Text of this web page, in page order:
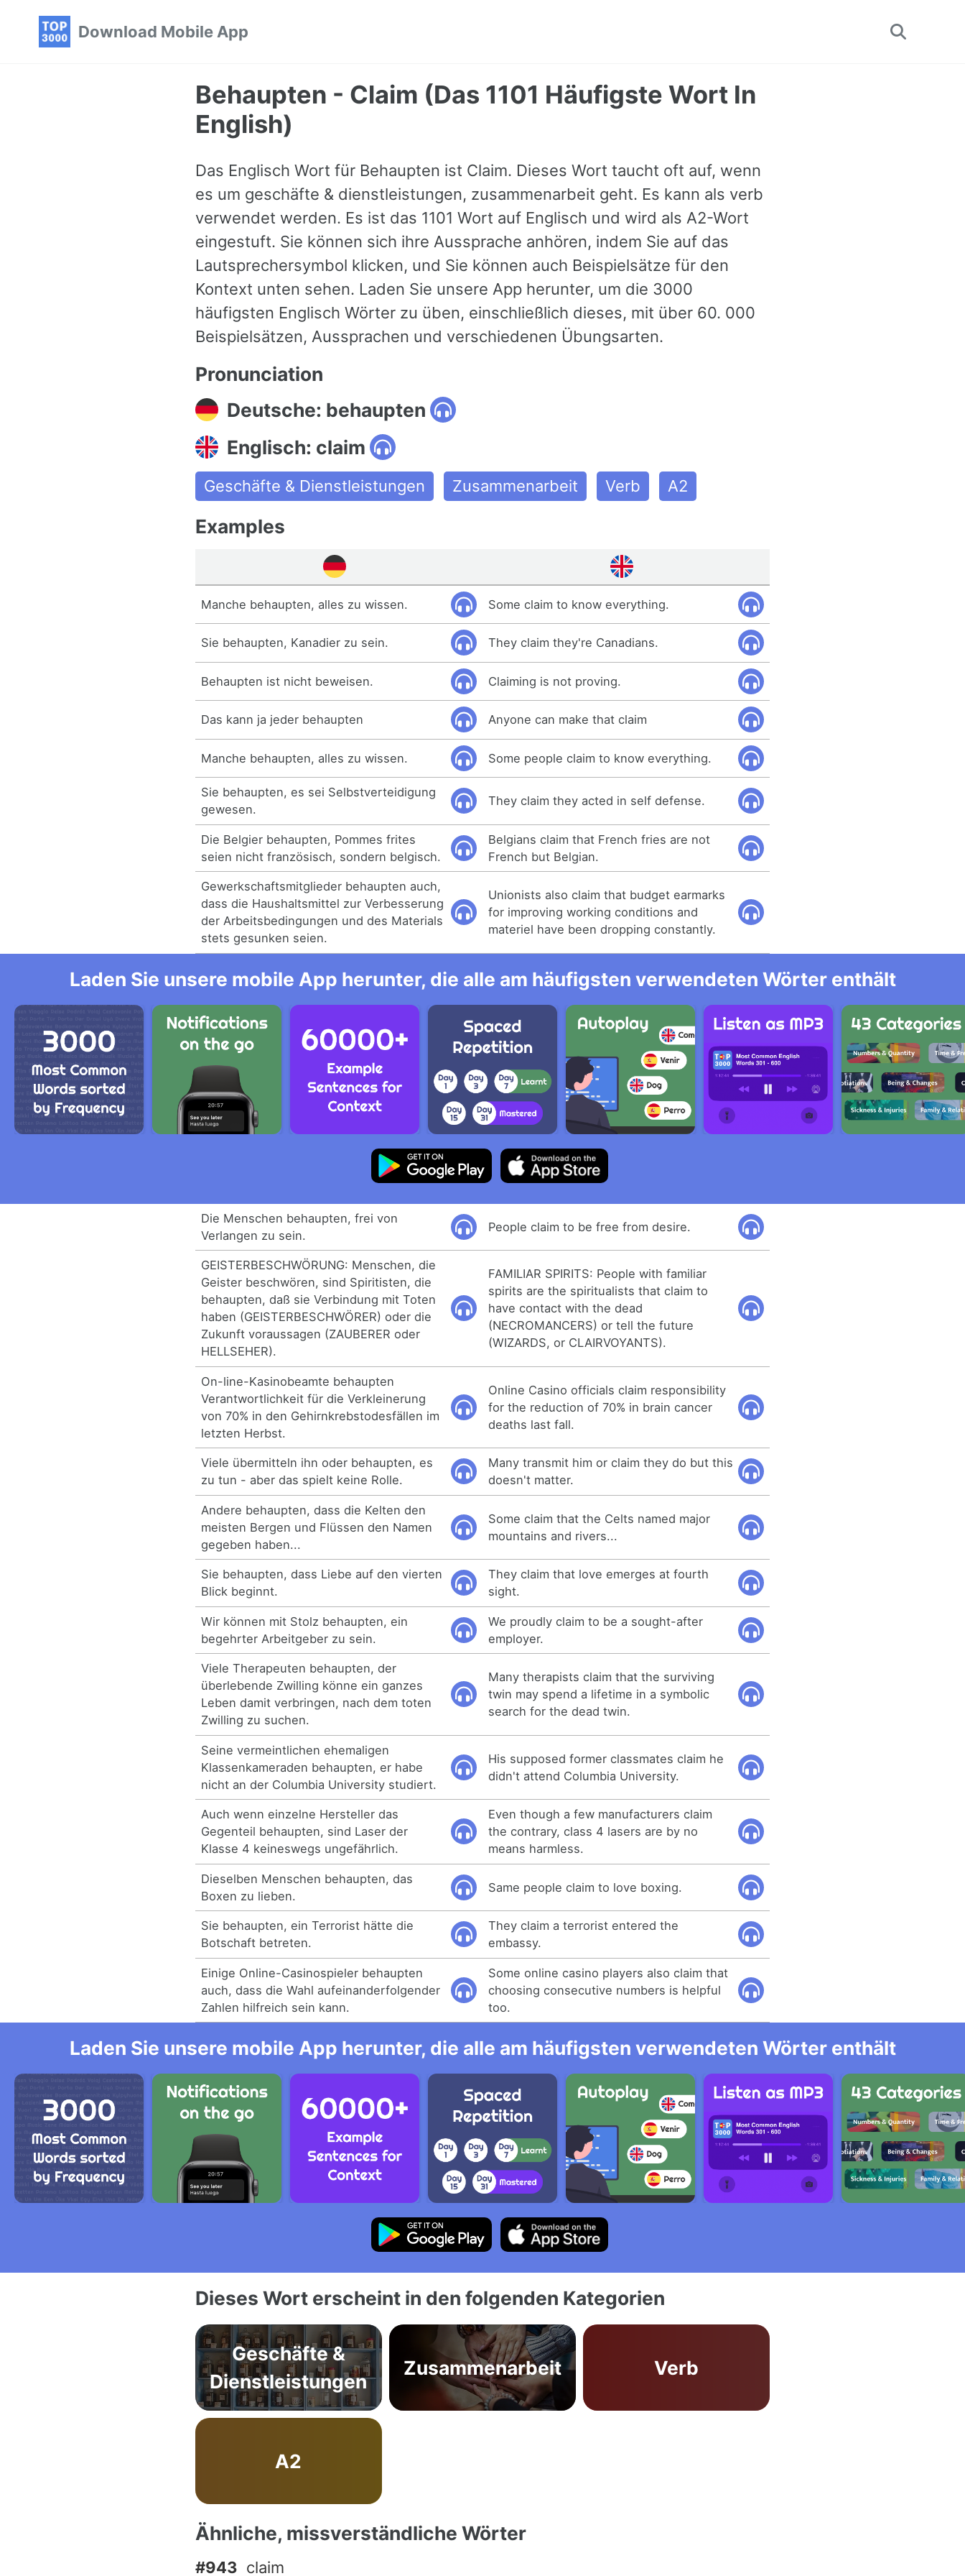
Download Mobile App
Toggle
Behaupten - Claim (Das 1101 Häufigste Wort In
English)
Das Englisch Wort für Behaupten ist Claim. Dieses Wort taucht oft auf, wenn
es um geschäfte & dienstleistungen, zusammenarbeit geht. Es kann als verb
verwendet werden. Es ist das 1101 Wort auf Englisch und wird als A2-Wort
eingestuft. Sie können sich ihre Aussprache anhören, indem Sie auf das
Lautsprechersymbol klicken, und Sie können auch Beispielsätze für den
Kontext unten sehen. Laden Sie unsere App herunter, um die 3000
häufigsten Englisch Wörter zu üben, einschließlich dieses, mit über 60. 000
Beispielsätzen, Aussprachen und verschiedenen Übungsarten.
Pronunciation
Deutsche: behaupten
Englisch: claim
Geschäfte & Dienstleistungen Zusammenarbeit Verb A2
Examples
Manche behaupten, alles zu wissen. Some claim to know everything.
Sie behaupten, Kanadier zu sein. They claim they're Canadians.
Behaupten ist nicht beweisen. Claiming is not proving.
Das kann ja jeder behaupten Anyone can make that claim
Manche behaupten, alles zu wissen. Some people claim to know everything.
Sie behaupten, es sei Selbstverteidigung
gewesen.
They claim they acted in self defense.
Die Belgier behaupten, Pommes frites
seien nicht französisch, sondern belgisch.
Belgians claim that French fries are not
French but Belgian.
Gewerkschaftsmitglieder behaupten auch,
dass die Haushaltsmittel zur Verbesserung
der Arbeitsbedingungen und des Materials
stets gesunken seien.
Unionists also claim that budget earmarks
for improving working conditions and
materiel have been dropping constantly.
Laden Sie unsere mobile App herunter, die alle am häufigsten verwendeten Wörter enthält
Die Menschen behaupten, frei von
Verlangen zu sein.
People claim to be free from desire.
GEISTERBESCHWÖRUNG: Menschen, die
Geister beschwören, sind Spiritisten, die
behaupten, daß sie Verbindung mit Toten
haben (GEISTERBESCHWÖRER) oder die
Zukunft voraussagen (ZAUBERER oder
HELLSEHER).
FAMILIAR SPIRITS: People with familiar
spirits are the spiritualists that claim to
have contact with the dead
(NECROMANCERS) or tell the future
(WIZARDS, or CLAIRVOYANTS).
On-line-Kasinobeamte behaupten
Verantwortlichkeit für die Verkleinerung
von 70% in den Gehirnkrebstodesfällen im
letzten Herbst.
Online Casino officials claim responsibility
for the reduction of 70% in brain cancer
deaths last fall.
Viele übermitteln ihn oder behaupten, es
zu tun - aber das spielt keine Rolle.
Many transmit him or claim they do but this
doesn't matter.
Andere behaupten, dass die Kelten den
meisten Bergen und Flüssen den Namen
gegeben haben...
Some claim that the Celts named major
mountains and rivers...
Sie behaupten, dass Liebe auf den vierten
Blick beginnt.
They claim that love emerges at fourth
sight.
Wir können mit Stolz behaupten, ein
begehrter Arbeitgeber zu sein.
We proudly claim to be a sought-after
employer.
Viele Therapeuten behaupten, der
überlebende Zwilling könne ein ganzes
Leben damit verbringen, nach dem toten
Zwilling zu suchen.
Many therapists claim that the surviving
twin may spend a lifetime in a symbolic
search for the dead twin.
Seine vermeintlichen ehemaligen
Klassenkameraden behaupten, er habe
nicht an der Columbia University studiert.
His supposed former classmates claim he
didn't attend Columbia University.
Auch wenn einzelne Hersteller das
Gegenteil behaupten, sind Laser der
Klasse 4 keineswegs ungefährlich.
Even though a few manufacturers claim
the contrary, class 4 lasers are by no
means harmless.
Dieselben Menschen behaupten, das
Boxen zu lieben.
Same people claim to love boxing.
Sie behaupten, ein Terrorist hätte die
Botschaft betreten.
They claim a terrorist entered the
embassy.
Einige Online-Casinospieler behaupten
auch, dass die Wahl aufeinanderfolgender
Zahlen hilfreich sein kann.
Some online casino players also claim that
choosing consecutive numbers is helpful
too.
Laden Sie unsere mobile App herunter, die alle am häufigsten verwendeten Wörter enthält
Dieses Wort erscheint in den folgenden Kategorien
Geschäfte &
Dienstleistungen
Zusammenarbeit Verb
A2
Ähnliche, missverständliche Wörter
#943 claim